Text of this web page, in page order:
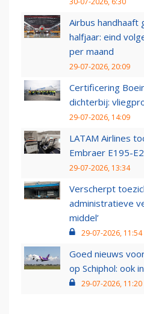
Airbus
halfjaar: eind
per maand
29-07-2026, 20:09
Certificering
dichterbij:
29-07-2026, 14:09
LATAM Airlines
Embraer E195-E2
29-07-2026, 13:34
Verscherpt
administratieve
middel’
29-07-2026, 11:54
Goed nieuws
op Schiphol: ook
29-07-2026, 11:20